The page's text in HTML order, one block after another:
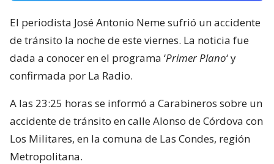
El periodista José Antonio Neme sufrió un accidente
de tránsito la noche de este viernes. La noticia fue
dada a conocer en el programa ‘Primer Plano‘ y
confirmada por La Radio.
A las 23:25 horas se informó a Carabineros sobre un
accidente de tránsito en calle Alonso de Córdova con
Los Militares, en la comuna de Las Condes, región
Metropolitana.